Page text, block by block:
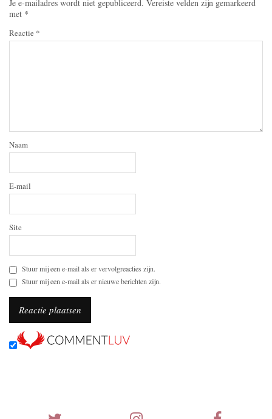
Je e-mailadres wordt niet gepubliceerd. Vereiste velden zijn gemarkeerd
met *
Reactie *
Naam
E-mail
Site
Stuur mij een e-mail als er vervolgreacties zijn.
Stuur mij een e-mail als er nieuwe berichten zijn.